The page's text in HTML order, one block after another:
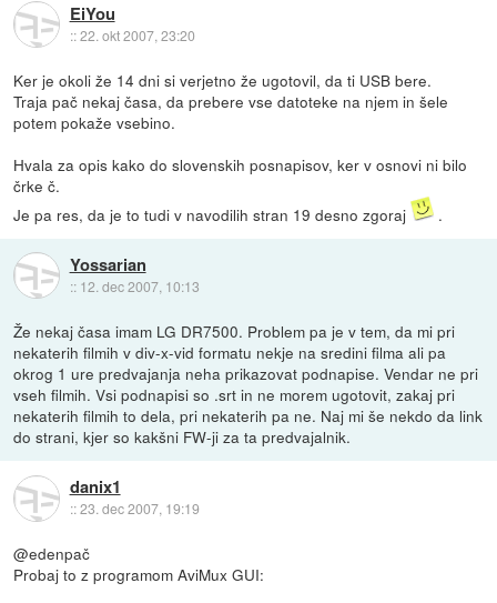
EiYou
::22. okt 2007, 23:20
Ker je okoli že 14 dni si verjetno že ugotovil, da ti USB bere.
Traja pač nekaj časa, da prebere vse datoteke na njem in šele
potem pokaže vsebino.
Hvala za opis kako do slovenskih posnapisov, ker v osnovi ni bilo
črke č.
Je pa res, da je to tudi v navodilih stran 19 desno zgoraj
.
Yossarian
:: 12. dec 2007, 10:13
Že nekaj časa imam LG DR7500. Problem pa je v tem, da mi pri
nekaterih filmih v div-x-vid formatu nekje na sredini filma ali pa
okrog 1 ure predvajanja neha prikazovat podnapise. Vendar ne pri
vseh filmih. Vsi podnapisi so .srt in ne morem ugotovit, zakaj pri
nekaterih filmih to dela, pri nekaterih pa ne. Naj mi še nekdo da link
do strani, kjer so kakšni FW-ji za ta predvajalnik.
danix1
::23. dec 2007, 19:19
@edenpač
Probaj to z programom AviMux GUI: